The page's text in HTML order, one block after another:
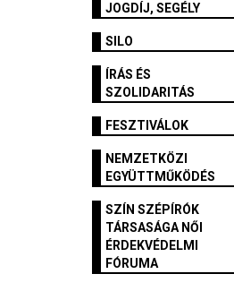
JOGDÍJ, SEGÉLY
SILO
ÍRÁS ÉS
SZOLIDARITÁS
FESZTIVÁLOK
NEMZETKÖZI
EGYÜTTMŰKÖDÉS
SZÍN SZÉPÍRÓK
TÁRSASÁGA NŐI
ÉRDEKVÉDELMI
FÓRUMA